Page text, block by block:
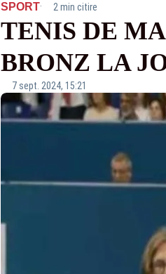
SPORT· 2 min citire
TENIS DE
BRONZ LA
7 sept. 2024, 15:21